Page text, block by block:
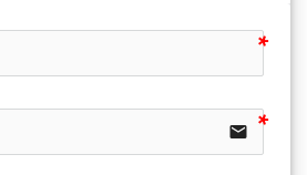
email